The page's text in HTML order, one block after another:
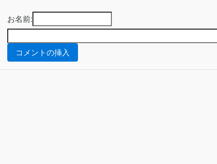
お名前: